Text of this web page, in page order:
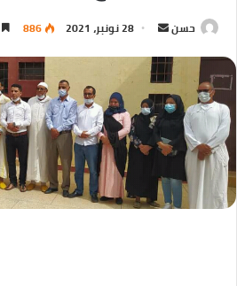
حسن 28 نونبر، 2021 886